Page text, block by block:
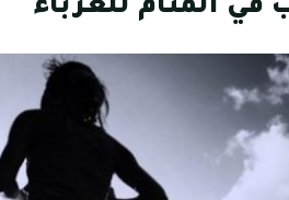
في المنام للعزباء